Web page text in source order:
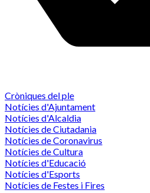
Cròniques del ple
Notícies d'Ajuntament
Notícies d'Alcaldia
Notícies de Ciutadania
Notícies de Coronavirus
Notícies de Cultura
Notícies d'Educació
Notícies d'Esports
Notícies de Festes i Fires